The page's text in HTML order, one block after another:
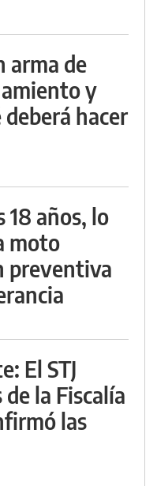
arma de
y
hacer
18 años, lo
moto
preventiva
El STJ
la Fiscalía
las